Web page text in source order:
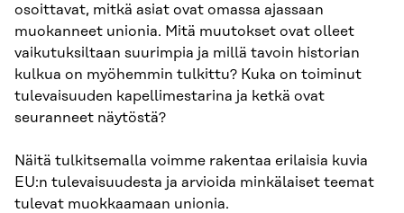
osoittavat, mitkä asiat ovat omassa ajassaan
muokanneet unionia. Mitä muutokset ovat olleet
vaikutuksiltaan suurimpia ja millä tavoin historian
kulkua on myöhemmin tulkittu? Kuka on toiminut
tulevaisuuden kapellimestarina ja ketkä ovat
seuranneet näytöstä?
Näitä tulkitsemalla voimme rakentaa erilaisia kuvia
EU:n tulevaisuudesta ja arvioida minkälaiset teemat
tulevat muokkaamaan unionia.